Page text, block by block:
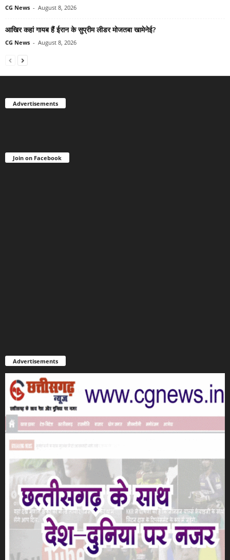
CG News - August 8, 2026
आखिर कहां गायब हैं ईरान के सुप्रीम लीडर मोजतबा खामेनेई?
CG News - August 8, 2026
Advertisements
Join on Facebook
Advertisements